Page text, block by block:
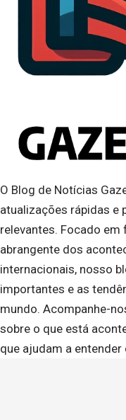
O Blog de Notícias
atualizações rápidas e
relevantes. Focado
abrangente dos
internacionais, nosso
importantes e as
mundo. Acompanhe-
sobre o que está
que ajudam a